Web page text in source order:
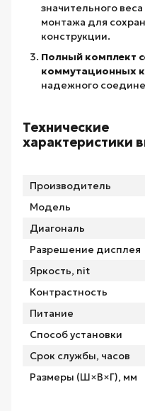
значительного
монтажа для
конструкции.
Полный комплект
коммутационных
надежного
Технические
характеристики
Производитель
Модель
Диагональ
Разрешение дисплея
Яркость, nit
Контрастность
Питание
Способ установки
Срок службы, часов
Размеры (Ш×В×Г), мм